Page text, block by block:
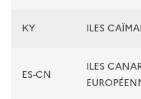
KY ILES
ES-CN
ILES